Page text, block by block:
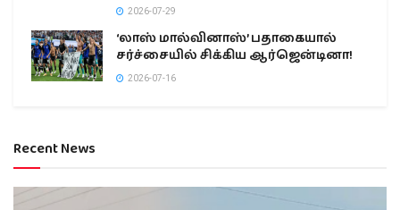
2026-07-29
‘லாஸ் மால்வினாஸ்’ பதாகையால்
சர்ச்சையில் சிக்கிய ஆர்ஜென்டினா!
2026-07-16
Recent News